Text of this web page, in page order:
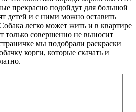
прекрасно подойдут для большой
детей и с ними можно оставить
легко может жить и в квартире
только совершенно не выносит
мы подобрали раскраски
корги, которые скачать и